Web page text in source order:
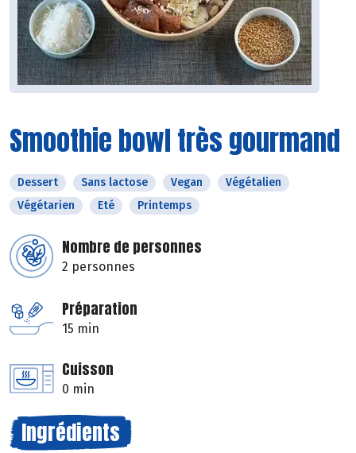
Smoothie bowl très gourmand
Dessert Sans lactose Vegan
Végétalien
Végétarien
Eté Printemps
Nombre de personnes
2 personnes
Préparation
15 min
Cuisson
0 min
Ingrédients